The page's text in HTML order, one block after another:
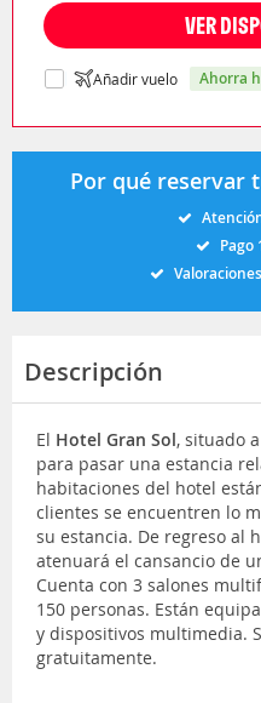
VER
Añadir vuelo ahorra
Por qué reservar
Pago
Descripción
El Hotel Gran Sol, situado
para pasar una estancia
habitaciones del hotel
clientes se encuentren lo
su estancia. De regreso al
atenuará el cansancio de
Cuenta con 3 salones
150 personas. Están
y dispositivos multimedia.
gratuitamente.